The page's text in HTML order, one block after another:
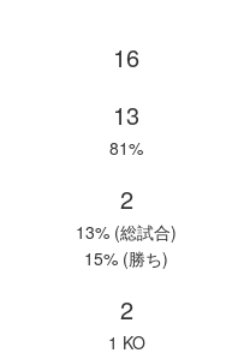
16
13
81%
2
13% (総試合)
15% (勝ち)
2
1 KO